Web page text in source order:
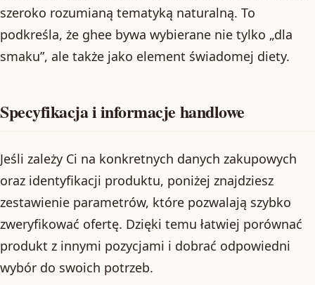
szeroko rozumianą tematyką naturalną. To
podkreśla, że ghee bywa wybierane nie tylko „dla
smaku”, ale także jako element świadomej diety.
Specyfikacja i informacje handlowe
Jeśli zależy Ci na konkretnych danych zakupowych
oraz identyfikacji produktu, poniżej znajdziesz
zestawienie parametrów, które pozwalają szybko
zweryfikować ofertę. Dzięki temu łatwiej porównać
produkt z innymi pozycjami i dobrać odpowiedni
wybór do swoich potrzeb.